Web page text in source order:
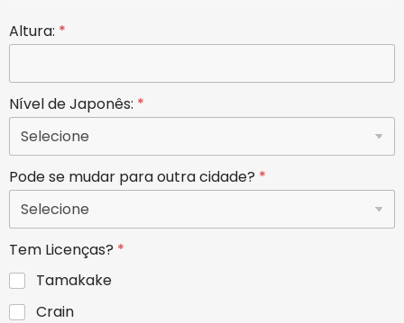
Altura: *
Nível de Japonês: *
Pode se mudar para outra cidade? *
Tem Licenças? *
Tamakake
Crain